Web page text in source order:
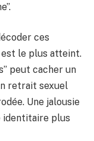
ces
le plus atteint.
peut cacher un
retrait sexuel
Une jalousie
identitaire plus